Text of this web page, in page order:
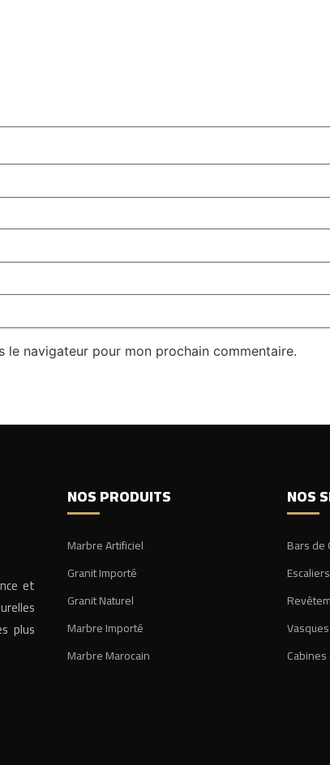
navigateur pour mon prochain commentaire.
et
plus
NOS PRODUITS
Marbre Artificiel
Granit Importé
Granit Naturel
Marbre Importé
Marbre Marocain
NOS
Bars de
Escaliers